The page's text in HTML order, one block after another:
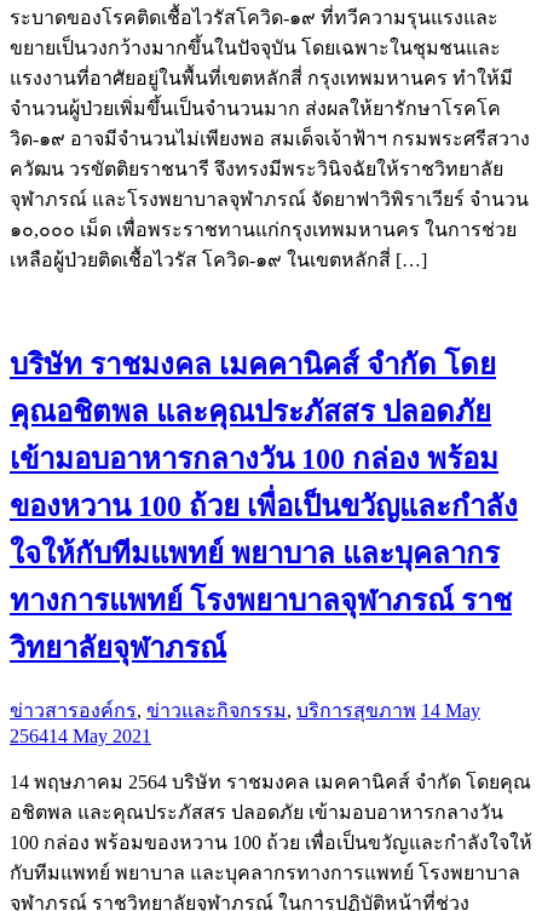
ระบาดของโรคติดเชื้อไวรัสโควิด-๑๙ ที่ทวีความรุนแรงและ
ขยายเป็นวงกว้างมากขึ้นในปัจจุบัน โดยเฉพาะในชุมชนและ
แรงงานที่อาศัยอยู่ในพื้นที่เขตหลักสี่ กรุงเทพมหานคร ทำให้มี
จำนวนผู้ป่วยเพิ่มขึ้นเป็นจำนวนมาก ส่งผลให้ยารักษาโรคโค
วิด-๑๙ อาจมีจำนวนไม่เพียงพอ สมเด็จเจ้าฟ้าฯ กรมพระศรีสวาง
ควัฒน วรขัตติยราชนารี จึงทรงมีพระวินิจฉัยให้ราชวิทยาลัย
จุฬาภรณ์ และโรงพยาบาลจุฬาภรณ์ จัดยาฟาวิพิราเวียร์ จำนวน
๑๐,๐๐๐ เม็ด เพื่อพระราชทานแก่กรุงเทพมหานคร ในการช่วย
เหลือผู้ป่วยติดเชื้อไวรัส โควิด-๑๙ ในเขตหลักสี่ […]
บริษัท ราชมงคล เมคคานิคส์ จำกัด โดย
คุณอชิตพล และคุณประภัสสร ปลอดภัย
เข้ามอบอาหารกลางวัน 100 กล่อง พร้อม
ของหวาน 100 ถ้วย เพื่อเป็นขวัญและกำลัง
ใจให้กับทีมแพทย์ พยาบาล และบุคลากร
ทางการแพทย์ โรงพยาบาลจุฬาภรณ์ ราช
วิทยาลัยจุฬาภรณ์
ข่าวสารองค์กร, ข่าวและกิจกรรม, บริการสุขภาพ 14 May
256414 May 2021
14 พฤษภาคม 2564 บริษัท ราชมงคล เมคคานิคส์ จำกัด โดยคุณ
อชิตพล และคุณประภัสสร ปลอดภัย เข้ามอบอาหารกลางวัน
100 กล่อง พร้อมของหวาน 100 ถ้วย เพื่อเป็นขวัญและกำลังใจให้
กับทีมแพทย์ พยาบาล และบุคลากรทางการแพทย์ โรงพยาบาล
จุฬาภรณ์ ราชวิทยาลัยจุฬาภรณ์ ในการปฏิบัติหน้าที่ช่วง